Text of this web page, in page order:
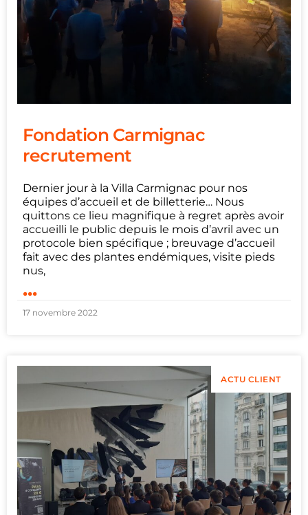
Fondation Carmignac
recrutement
Dernier jour à la Villa Carmignac pour nos
équipes d’accueil et de billetterie… Nous
quittons ce lieu magnifique à regret après avoir
accueilli le public depuis le mois d’avril avec un
protocole bien spécifique ; breuvage d’accueil
fait avec des plantes endémiques, visite pieds
nus,
...
17 novembre 2022
ACTU CLIENT